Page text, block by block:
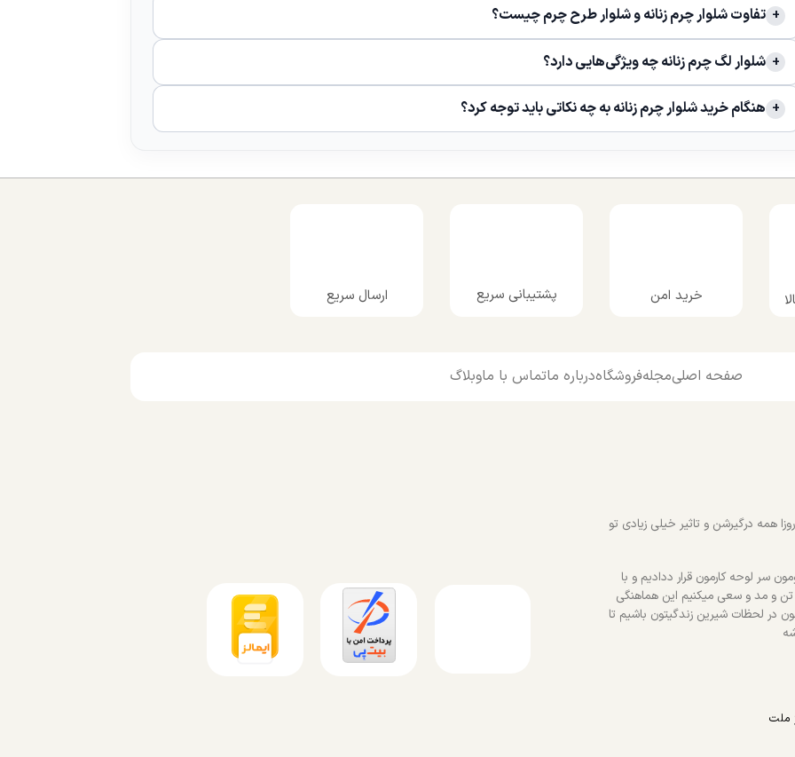
تفاوت شلوار چرم زنانه و شلوار طرح چرم چیست؟
شلوار لگ چرم زنانه چه ویژگی‌هایی دارد؟
هنگام خرید شلوار چرم زنانه به چه نکاتی باید توجه کرد؟
خرید امن پشتیبانی سریع ارسال سریع
صفحه اصلیمجلهفروشگاهدرباره ماتماس با ماوبلاگ
همه درگیرشن و تاثیر خیلی زیادی تو
سر لوحه کارمون قرار ددادیم و با
و مد و سعی میکنیم این هماهنگی
در لحظات شیرین زندگیتون باشیم تا
ملت